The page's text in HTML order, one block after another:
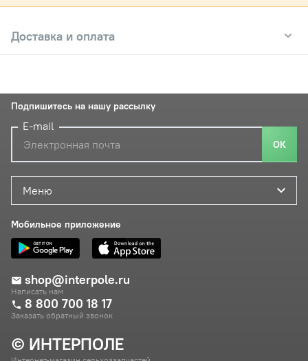
Доставка и оплата
© ИНТЕРПОЛЕ
Меню
Мобильное приложение
shop@interpole.ru
Написать нам
8 800 700 18 17
Заказать обратный звонок
Подпишитесь на нашу рассылку
E-mail
ОК